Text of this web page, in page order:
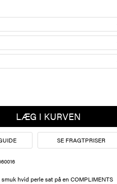
LÆG I KURVEN
SE FRAGTPRISER
hvid perle sat på en COMPLIMENTS